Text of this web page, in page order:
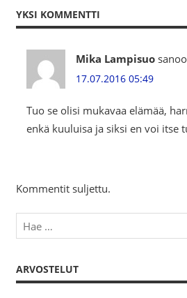
YKSI KOMMENTTI
Mika Lampisuo
17.07.2016 05:49
Tuo se olisi mukavaa elämää,
enkä kuuluisa ja siksi en voi itse
Kommentit suljettu.
ARVOSTELUT